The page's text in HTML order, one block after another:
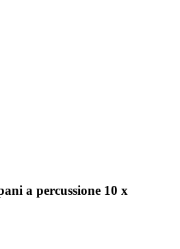
a percussione 10 x